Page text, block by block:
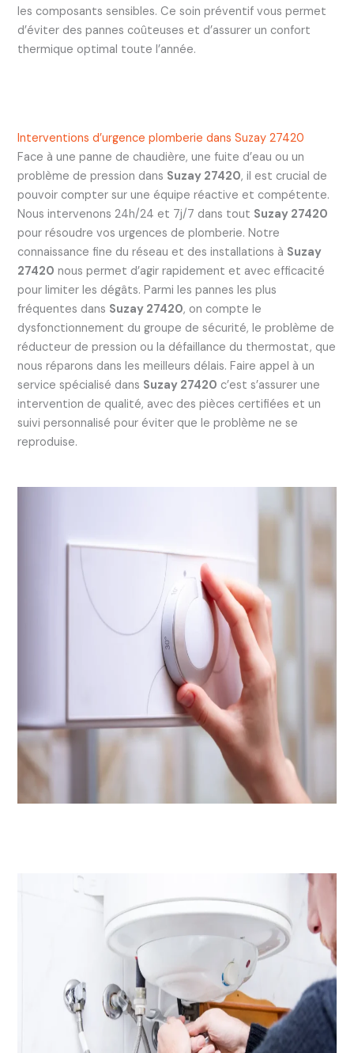
les composants sensibles. Ce soin préventif vous permet
d’éviter des pannes coûteuses et d’assurer un confort
thermique optimal toute l’année.
Interventions d’urgence plomberie dans Suzay 27420
Face à une panne de chaudière, une fuite d’eau ou un
problème de pression dans Suzay 27420, il est crucial de
pouvoir compter sur une équipe réactive et compétente.
Nous intervenons 24h/24 et 7j/7 dans tout Suzay 27420
pour résoudre vos urgences de plomberie. Notre
connaissance fine du réseau et des installations à Suzay
27420 nous permet d’agir rapidement et avec efficacité
pour limiter les dégâts. Parmi les pannes les plus
fréquentes dans Suzay 27420, on compte le
dysfonctionnement du groupe de sécurité, le problème de
réducteur de pression ou la défaillance du thermostat, que
nous réparons dans les meilleurs délais. Faire appel à un
service spécialisé dans Suzay 27420 c’est s’assurer une
intervention de qualité, avec des pièces certifiées et un
suivi personnalisé pour éviter que le problème ne se
reproduise.